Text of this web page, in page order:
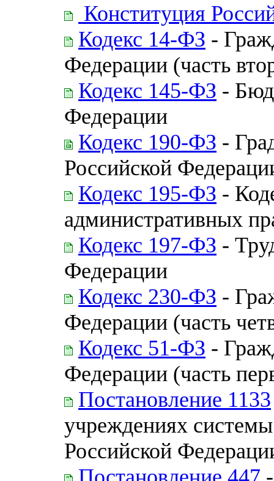
Конституция
Кодекс 14-ФЗ -
Федерации (часть
Кодекс 145-ФЗ -
Федерации
Кодекс 190-ФЗ -
Российской
Кодекс 195-ФЗ -
административных
Кодекс 197-ФЗ -
Федерации
Кодекс 230-ФЗ -
Федерации (часть
Кодекс 51-ФЗ -
Федерации (часть
Постановление 1133
учреждениях
Российской